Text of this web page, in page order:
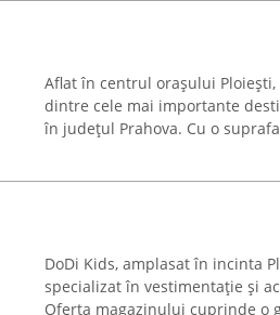
Aflat în centrul orașului
dintre cele mai importante
în județul Prahova. Cu o
DoDi Kids, amplasat în incinta
specializat în vestimentație și
Oferta magazinului cuprinde o